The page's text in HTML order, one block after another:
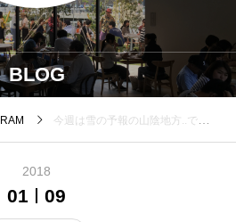
BLOG
今週は雪の予報の山陰地方..ですが、高感度のハウスのお客様はもう春物のウェアが気になっておられるのではないでしょうか。・bamboo shootsバンブーシュートより、シャンブレーシャツのご紹介です。ミリタリーのシャンブレーシャツをベースに、より着やすい、でもオリジナルの雰囲気を崩さないギリギリのシルエットにモディファイド。猫目のボタンや脇のチェーンステッチなど、リアルなディテールにこだわりを感じます。・ニットやダウンベストなどにも相性抜群なので、今からでもすぐファッションに取り入れやすいと思います。是非店頭でご覧ください！・《haus営業時間》ショップ 11:00-20:00ビストロカフェ モーニング 9:00-11:00(オーダーストップ10:30)ランチ〜ディナー 11:30-21:00(オーダーストップ20:30#haus_matsue#ハウス#ハウス松江#bambooshoots#バンブーシュート#シャンブレーシャツ#haus_outdoor
2018
01 09